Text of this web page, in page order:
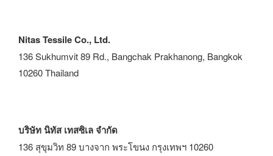
Nitas Tessile Co., Ltd.
136 Sukhumvit 89 Rd., Bangchak Prakhanong, Bangkok
10260 Thailand
บริษัท นิทัส เทสซิเล จำกัด
136 สุขุมวิท 89 บางจาก พระโขนง กรุงเทพฯ 10260